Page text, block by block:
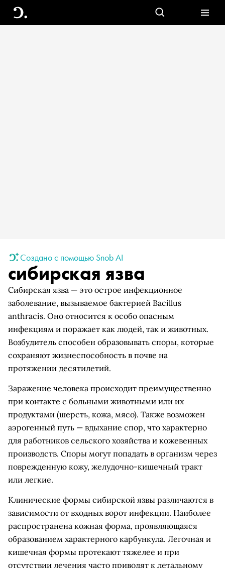
Создано с помощью Snob AI
сибирская язва
Сибирская язва — это острое инфекционное
заболевание, вызываемое бактерией Bacillus
anthracis. Оно относится к особо опасным
инфекциям и поражает как людей, так и животных.
Возбудитель способен образовывать споры, которые
сохраняют жизнеспособность в почве на
протяжении десятилетий.
Заражение человека происходит преимущественно
при контакте с больными животными или их
продуктами (шерсть, кожа, мясо). Также возможен
аэрогенный путь — вдыхание спор, что характерно
для работников сельского хозяйства и кожевенных
производств. Споры могут попадать в организм через
поврежденную кожу, желудочно-кишечный тракт
или легкие.
Клинические формы сибирской язвы различаются в
зависимости от входных ворот инфекции. Наиболее
распространена кожная форма, проявляющаяся
образованием характерного карбункула. Легочная и
кишечная формы протекают тяжелее и при
отсутствии лечения часто приводят к летальному